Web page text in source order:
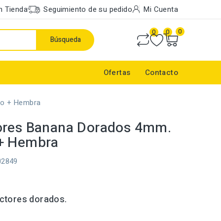
Tienda Seguimiento de su pedido Mi Cuenta
Búsqueda
0 0 0
Ofertas Contacto
+ Hembra
Banana Dorados 4mm.
Hembra
dorados.